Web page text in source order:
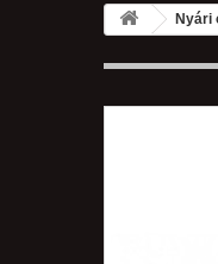
Nyári